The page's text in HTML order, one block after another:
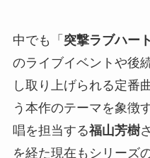
中でも「 突撃ラブハート
のライブイベントや後
し取り上げられる定番
う本作のテーマを象徴
唱を担当する福山芳樹
を経た現在もシリーズ